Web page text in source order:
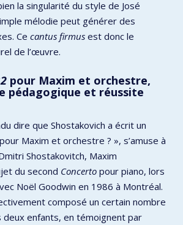
la singularité du style de José
mélodie peut générer des
Ce cantus firmus est donc le
de l’œuvre.
pour Maxim et orchestre,
pédagogique et réussite
dire que Shostakovich a écrit un
Maxim et orchestre ? », s’amuse à
Shostakovitch, Maxim
du second Concerto pour piano, lors
Noël Goodwin en 1986 à Montréal.
composé un certain nombre
enfants, en témoignent par